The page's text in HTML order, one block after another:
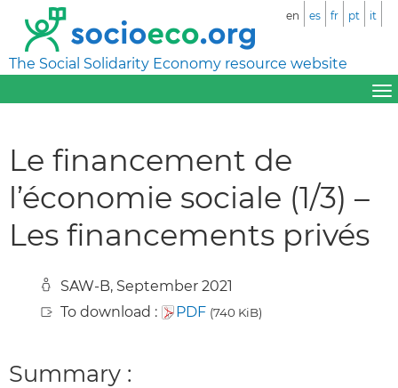
The Social Solidarity Economy resource website
en es fr pt it
Le financement de
l’économie sociale (1/3) –
Les financements privés
SAW-B, September 2021
To download :
PDF (740 KiB)
Summary :